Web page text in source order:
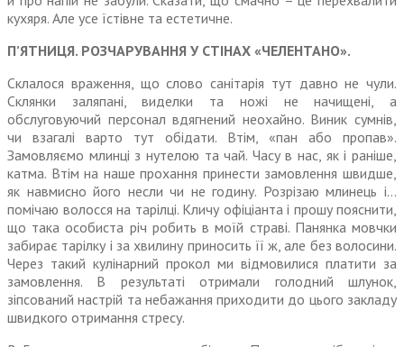
кухяря. Але усе їстівне та естетичне.
П’ЯТНИЦЯ. РОЗЧАРУВАННЯ У СТІНАХ «ЧЕЛЕНТАНО».
Склалося враження, що слово санітарія тут давно не чули.
Склянки заляпані, виделки та ножі не начищені, а
обслуговуючий персонал вдягнений неохайно. Виник сумнів,
чи взагалі варто тут обідати. Втім, «пан або пропав».
Замовляємо млинці з нутелою та чай. Часу в нас, як і раніше,
катма. Втім на наше прохання принести замовлення швидше,
як навмисно його несли чи не годину. Розрізаю млинець і…
помічаю волосся на тарілці. Кличу офіціанта і прошу пояснити,
що така особиста річ робить в моїй страві. Панянка мовчки
забирає тарілку і за хвилину приносить її ж, але без волосини.
Через такий кулінарний прокол ми відмовилися платити за
замовлення. В результаті отримали голодний шлунок,
зіпсований настрій та небажання приходити до цього закладу
швидкого отримання стресу.